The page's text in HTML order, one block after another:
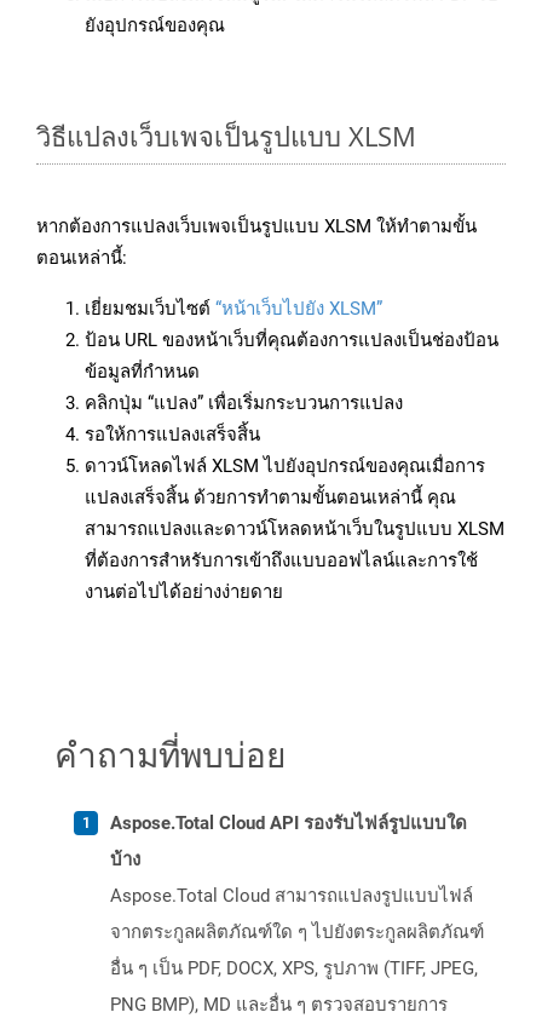
ยังอุปกรณ์ของคุณ
วิธีแปลงเว็บเพจเป็นรูปแบบ XLSM
หากต้องการแปลงเว็บเพจเป็นรูปแบบ XLSM ให้ทำตามขั้น
ตอนเหล่านี้:
เยี่ยมชมเว็บไซต์ “หน้าเว็บไปยัง XLSM”
ป้อน URL ของหน้าเว็บที่คุณต้องการแปลงเป็นช่องป้อน
ข้อมูลที่กำหนด
คลิกปุ่ม “แปลง” เพื่อเริ่มกระบวนการแปลง
รอให้การแปลงเสร็จสิ้น
ดาวน์โหลดไฟล์ XLSM ไปยังอุปกรณ์ของคุณเมื่อการ
แปลงเสร็จสิ้น ด้วยการทำตามขั้นตอนเหล่านี้ คุณ
สามารถแปลงและดาวน์โหลดหน้าเว็บในรูปแบบ XLSM
ที่ต้องการสำหรับการเข้าถึงแบบออฟไลน์และการใช้
งานต่อไปได้อย่างง่ายดาย
คำถามที่พบบ่อย
Aspose.Total Cloud API รองรับไฟล์รูปแบบใด
บ้าง
Aspose.Total Cloud สามารถแปลงรูปแบบไฟล์
จากตระกูลผลิตภัณฑ์ใด ๆ ไปยังตระกูลผลิตภัณฑ์
อื่น ๆ เป็น PDF, DOCX, XPS, รูปภาพ (TIFF, JPEG,
PNG BMP), MD และอื่น ๆ ตรวจสอบรายการ